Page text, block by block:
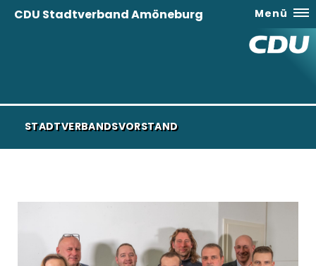
CDU Stadtverband Amöneburg Menü
STADTVERBANDSVORSTAND